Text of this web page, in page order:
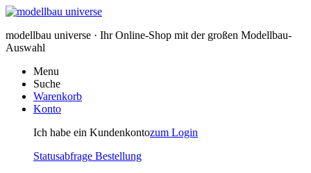
modellbau universe · Ihr Online-Shop mit der großen Modellbau-
Auswahl
Menu
Suche
Warenkorb
Konto
Ich habe ein Kundenkontozum Login
Statusabfrage Bestellung